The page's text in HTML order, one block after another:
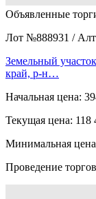
Объявленные
Лот №888931 /
Земельный
край, р-н…
Начальная цена:
Текущая цена: 118
Минимальная
Проведение